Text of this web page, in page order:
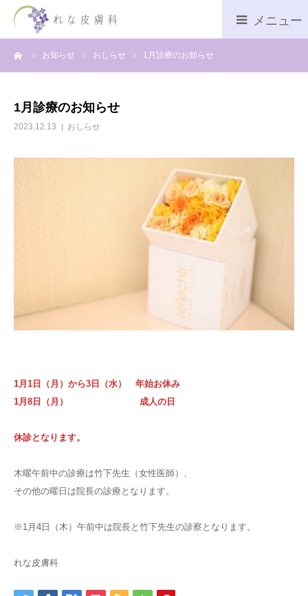
お知らせ おしらせ 1月診療のお知らせ
1月診療のお知らせ
2023.12.13 おしらせ
1月1日（月）から3日（水） 年始お休み
1月8日（月） 成人の日
休診となります。
木曜午前中の診療は竹下先生（女性医師）、
その他の曜日は院長の診療となります。
※1月4日（木）午前中は院長と竹下先生の診察となります。
れな皮膚科
診療時間